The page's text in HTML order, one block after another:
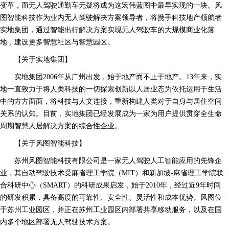
变革，而无人驾驶通勤车无疑将成为这宏伟蓝图中最早实现的一块。风
图智能科技作为业内无人驾驶解决方案领导者，将携手科技地产领航者
实地集团，通过智能出行解决方案实现无人驾驶车的大规模商业化落
地，建设更多智慧社区与智慧园区。
【关于实地集团】
实地集团2006年从广州出发，始于地产而不止于地产。13年来，实
地一直致力于将人类科技的一切探索创新以人居业态为依托运用于生活
中的方方面面，将科技与人文连接，重新构建人类对于自身与居住空间
关系的认知。目前，实地集团已经发展成为一家为用户提供贯穿全生命
周期智慧人居解决方案的综合性企业。
【关于风图智能科技】
苏州风图智能科技有限公司是一家无人驾驶人工智能应用的先锋企
业，其自动驾驶技术受麻省理工学院（MIT）和新加坡-麻省理工学院联
合科研中心（SMART）的科研成果启发，始于2010年，经过近9年时间
的研发积累，具备高度的可靠性、安全性、灵活性和成本优势。风图位
于苏州工业园区，并正在苏州工业园区内部署共享移动服务，以及在国
内多个地区部署无人驾驶技术方案。